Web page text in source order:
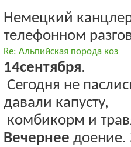
Немецкий
телефонном
Re: Альпийская порода коз
14сентября.
Сегодня не
давали капусту,
комбикорм и
Вечернее доение.